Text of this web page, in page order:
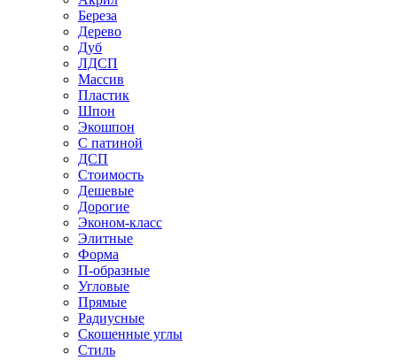
Береза
Дерево
Дуб
ЛДСП
Массив
Пластик
Шпон
Экошпон
С патиной
ДСП
Стоимость
Дешевые
Дорогие
Эконом-класс
Элитные
Форма
П-образные
Угловые
Прямые
Радиусные
Скошенные углы
Стиль